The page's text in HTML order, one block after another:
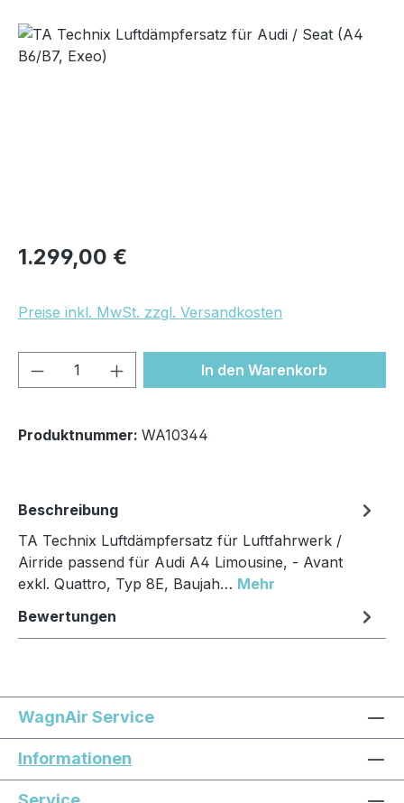
Bildergalerie überspringen
Regulärer Preis:
1.299,00 €
Preise inkl. MwSt. zzgl. Versandkosten
Produkt Anzahl: Gib denIn den Warenkorb
Produktnummer: WA10344
Beschreibung
TA Technix Luftdämpfersatz für Luftfahrwerk /
Airride passend für Audi A4 Limousine, - Avant
exkl. Quattro, Typ 8E, Baujah… Mehr
Bewertungen
WagnAir Service
Informationen